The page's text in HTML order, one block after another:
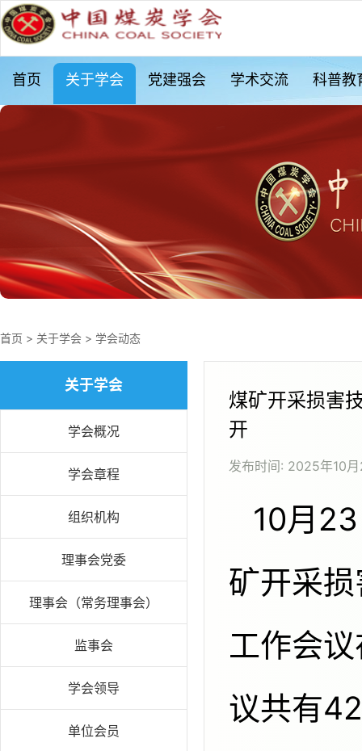
首页 关于学会 党建强会 学术交流 科普教
首页 > 关于学会 > 学会动态
关于学会
学会概况
学会章程
组织机构
理事会党委
理事会（常务理事会）
监事会
学会领导
单位会员
煤矿开采损害
开
发布时间: 2025年10
10月23日至25日，中国煤炭学会煤
矿开采
工作会
议共有